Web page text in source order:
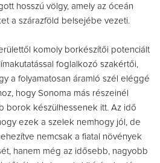
hosszú völgy, amely az óceán
a szárazföld belsejébe vezeti.
komoly borkészítői potenciált
foglalkozó szakértői,
a folyamatosan áramló szél eléggé
hogy Sonoma más részeinél
borok készülhessenek itt. Az idő
ezek a szelek nemhogy jól, de
nemcsak a fiatal növények
hanem még az idősebb, nagyobb